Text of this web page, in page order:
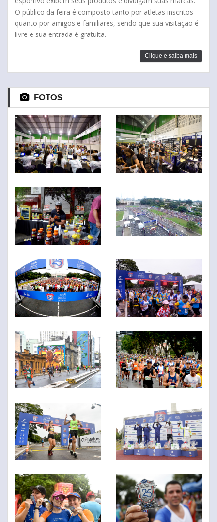
O público da feira é composto tanto por atletas inscritos
quanto por amigos e familiares, sendo que sua visitação é
livre e sua entrada é gratuita.
Clique e saiba mais
FOTOS